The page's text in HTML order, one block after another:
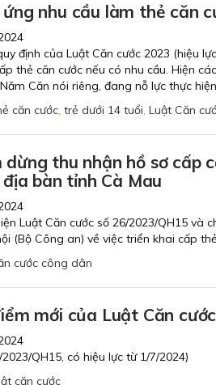
nhu cầu làm thẻ căn
định của Luật Căn cước 2023 (hiệu
thẻ căn cước nếu có nhu cầu. Hiện
Căn nói riêng, đang nỗ lực thực
căn cước, trẻ dưới 14 tuổi, Luật Căn
dừng thu nhận hồ sơ cấp
bàn tỉnh Cà Mau
Luật Căn cước số 26/2023/QH15 và
(Bộ Công an) về việc triển khai cấp
cước công dân
mới của Luật Căn cước
2023/QH15, có hiệu lực từ 1/7/2024)
căn cước